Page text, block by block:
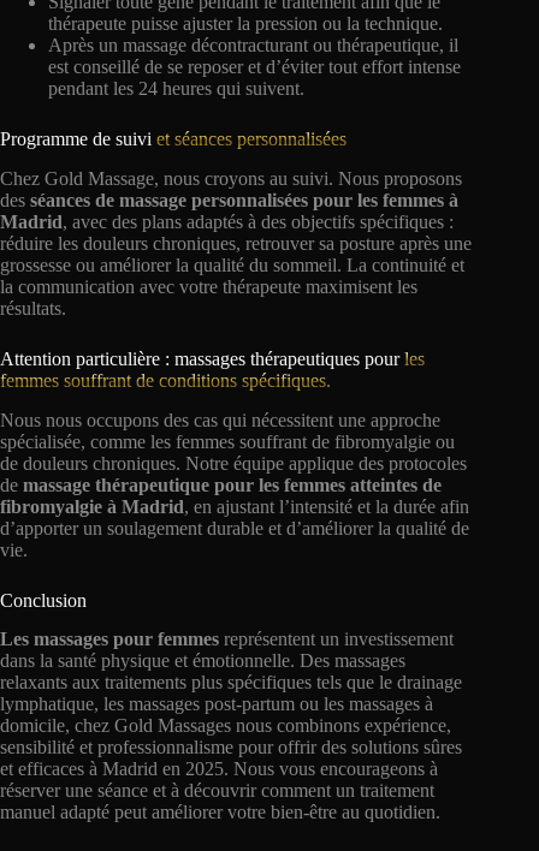
thérapeute puisse ajuster la pression ou la technique.
Après un massage décontracturant ou thérapeutique, il
est conseillé de se reposer et d’éviter tout effort intense
pendant les 24 heures qui suivent.
Programme de suivi et séances personnalisées
Chez Gold Massage, nous croyons au suivi. Nous proposons
des séances de massage personnalisées pour les femmes à
Madrid, avec des plans adaptés à des objectifs spécifiques :
réduire les douleurs chroniques, retrouver sa posture après une
grossesse ou améliorer la qualité du sommeil. La continuité et
la communication avec votre thérapeute maximisent les
résultats.
Attention particulière : massages thérapeutiques pourles
femmes souffrant de conditions spécifiques.
Nous nous occupons des cas qui nécessitent une approche
spécialisée, comme les femmes souffrant de fibromyalgie ou
de douleurs chroniques. Notre équipe applique des protocoles
de massage thérapeutique pour les femmes atteintes de
fibromyalgie à Madrid, en ajustant l’intensité et la durée afin
d’apporter un soulagement durable et d’améliorer la qualité de
vie.
Conclusion
Les massages pour femmes représentent un investissement
dans la santé physique et émotionnelle. Des massages
relaxants aux traitements plus spécifiques tels que le drainage
lymphatique, les massages post-partum ou les massages à
domicile, chez Gold Massages nous combinons expérience,
sensibilité et professionnalisme pour offrir des solutions sûres
et efficaces à Madrid en 2025. Nous vous encourageons à
réserver une séance et à découvrir comment un traitement
manuel adapté peut améliorer votre bien-être au quotidien.